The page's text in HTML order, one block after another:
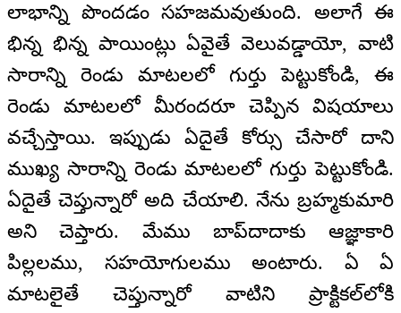
లాభాన్ని పొందడం సహజమవుతుంది. అలాగే ఈ
భిన్న భిన్న పాయింట్లు ఏవైతే వెలువడ్డాయో, వాటి
సారాన్ని రెండు మాటలలో గుర్తు పెట్టుకోండి, ఈ
రెండు మాటలలో మీరందరూ చెప్పిన విషయాలు
వచ్చేస్తాయి. ఇప్పుడు ఏదైతే కోర్సు చేసారో దాని
ముఖ్య సారాన్ని రెండు మాటలలో గుర్తు పెట్టుకోండి.
ఏదైతే చెప్తున్నారో అది చేయాలి. నేను బ్రహ్మకుమారి
అని చెప్తారు. మేము బాప్‌దాదాకు ఆజ్ఞాకారి
పిల్లలము, సహయోగులము అంటారు. ఏ ఏ
మాటలైతే చెప్తున్నారో వాటిని ప్రాక్టికల్‌లోకి